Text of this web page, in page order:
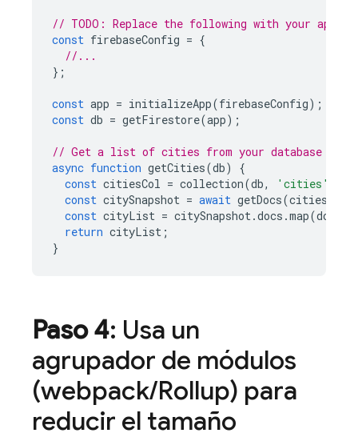
// TODO: Replace the following with your app's
const firebaseConfig = {
//...
};
const app = initializeApp(firebaseConfig);
const db = getFirestore(app);
// Get a list of cities from your database
async function getCities(db)
{
const citiesCol = collection(db, 'cities'
const citySnapshot = await getDocs(citiesCol
const cityList = citySnapshot.docs .map(doc
return cityList ;
}
Paso 4: Usa un
agrupador de módulos
(webpack/Rollup) para
reducir el tamaño